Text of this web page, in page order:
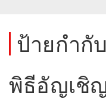
ป้ายกำกั
พิธีอัญเชิ